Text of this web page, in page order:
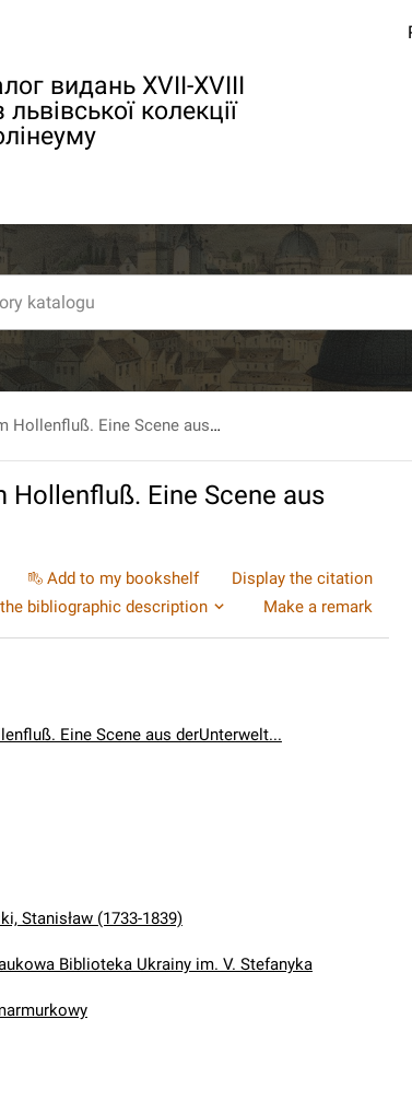
видань XVII-XVIII
львівської колекції
Konig Friedrich am Hollenfluß. Eine Scene aus derUnterwelt...
Hollenfluß. Eine Scene aus
Add to my bookshelf
Display the citation
bibliographic description
Make a remark
Eine Scene aus derUnterwelt...
Stanisław (1733-1839)
Biblioteka Ukrainy im. V. Stefanyka